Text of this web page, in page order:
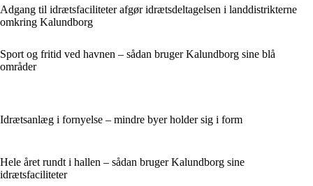
Adgang til idrætsfaciliteter afgør idrætsdeltagelsen i landdistrikterne
omkring Kalundborg
Sport og fritid ved havnen – sådan bruger Kalundborg sine blå
områder
Idrætsanlæg i fornyelse – mindre byer holder sig i form
Hele året rundt i hallen – sådan bruger Kalundborg sine
idrætsfaciliteter